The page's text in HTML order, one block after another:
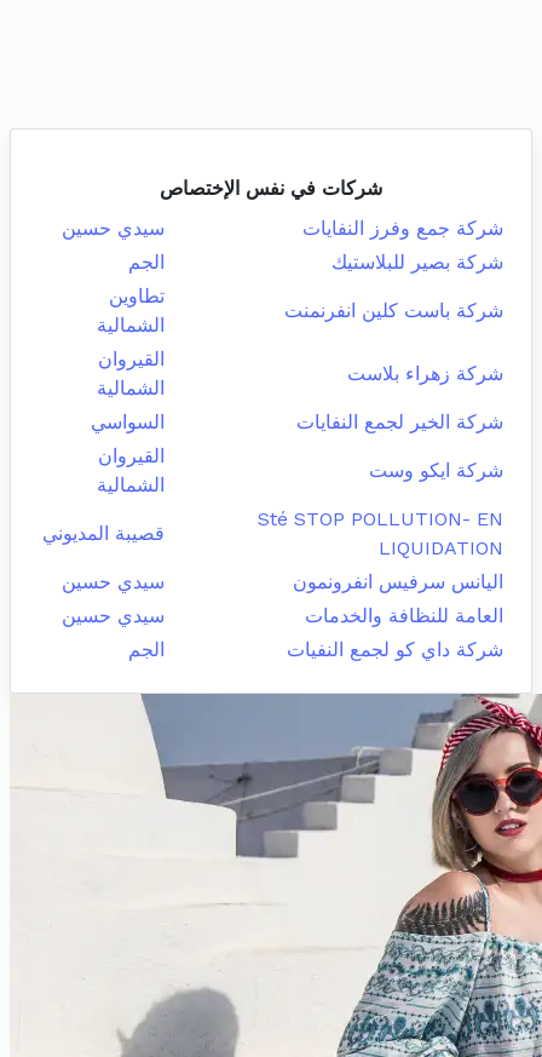
شركات في نفس الإختصاص
شركة جمع وفرز النفايات
سيدي حسين
شركة بصير للبلاستيك
الجم
شركة باست كلين انفرنمنت
تطاوين
الشمالية
شركة زهراء بلاست
القيروان
الشمالية
شركة الخير لجمع النفايات
السواسي
شركة ايكو وست
القيروان
الشمالية
Sté STOP POLLUTION- EN
LIQUIDATION
قصيبة المديوني
اليانس سرفيس انفرونمون
سيدي حسين
العامة للنظافة والخدمات
سيدي حسين
شركة داي كو لجمع النفيات
الجم